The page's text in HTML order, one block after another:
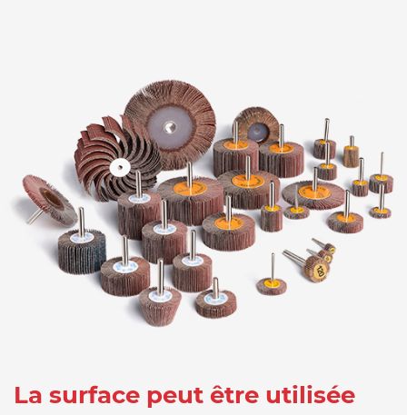
La surface peut être utilisée